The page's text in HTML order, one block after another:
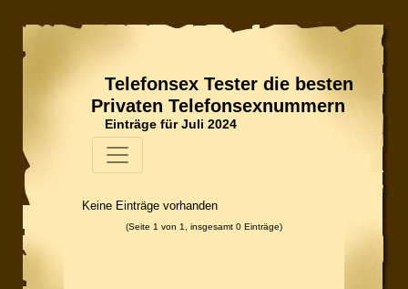
Telefonsex Tester die besten
Privaten Telefonsexnummern
Einträge für Juli 2024
Keine Einträge vorhanden
(Seite 1 von 1, insgesamt 0 Einträge)